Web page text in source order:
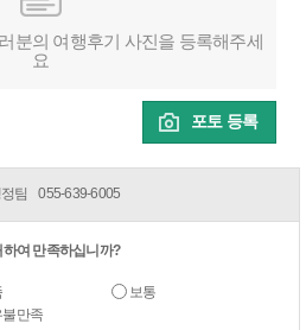
분의 여행후기 사진을 등록해주세
요
포토 등록
정팀055-639-6005
여 만족하십니까?
보통
불만족